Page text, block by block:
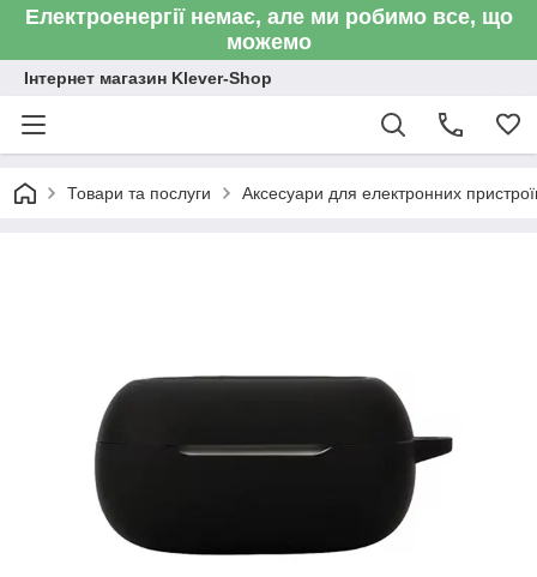
Електроенергії немає, але ми робимо все, що
можемо
Інтернет магазин Klever-Shop
Товари та послуги Аксесуари для електронних